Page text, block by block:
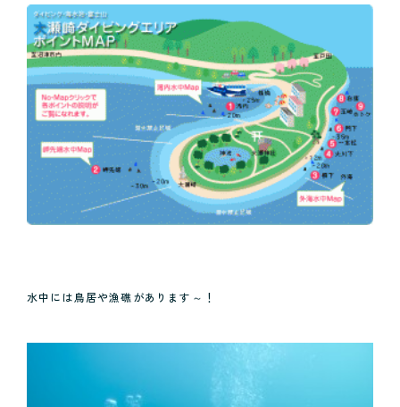
水中には鳥居や漁礁があります～！